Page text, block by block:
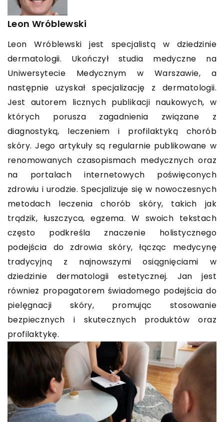
Leon Wróblewski
Leon Wróblewski jest specjalistą w dziedzinie
dermatologii. Ukończył studia medyczne na
Uniwersytecie Medycznym w Warszawie, a
następnie uzyskał specjalizację z dermatologii.
Jest autorem licznych publikacji naukowych, w
których porusza zagadnienia związane z
diagnostyką, leczeniem i profilaktyką chorób
skóry. Jego artykuły są regularnie publikowane w
renomowanych czasopismach medycznych oraz
na portalach internetowych poświęconych
zdrowiu i urodzie. Specjalizuje się w nowoczesnych
metodach leczenia chorób skóry, takich jak
trądzik, łuszczyca, egzema. W swoich tekstach
często podkreśla znaczenie holistycznego
podejścia do zdrowia skóry, łącząc medycynę
tradycyjną z najnowszymi osiągnięciami w
dziedzinie dermatologii estetycznej. Jan jest
również propagatorem świadomego podejścia do
pielęgnacji skóry, promując stosowanie
bezpiecznych i skutecznych produktów oraz
profilaktykę.